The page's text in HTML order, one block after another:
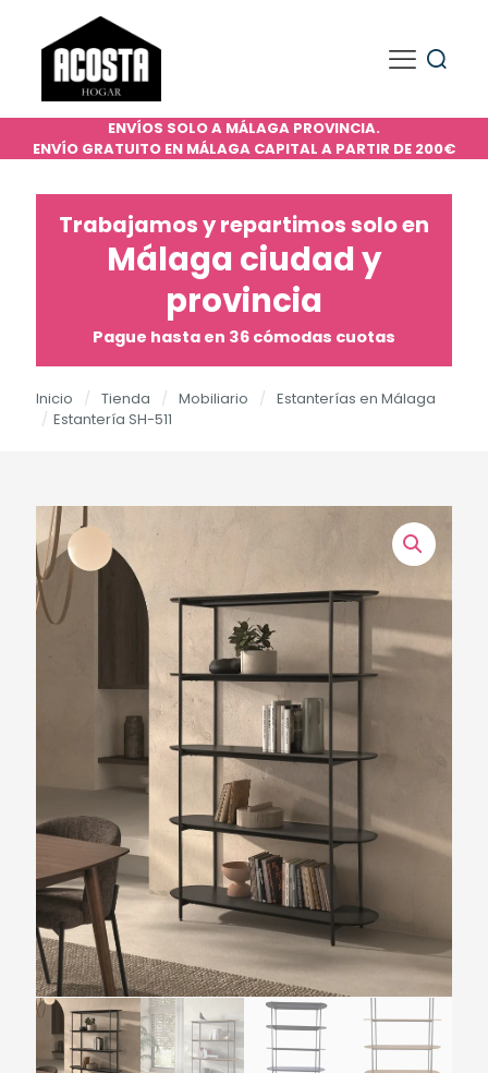
ENVÍOS SOLO A MÁLAGA PROVINCIA.
ENVÍO GRATUITO EN MÁLAGA CAPITAL A PARTIR DE 200€
Trabajamos y repartimos solo en
Málaga ciudad y
provincia
Pague hasta en 36 cómodas cuotas
Inicio / Tienda / Mobiliario / Estanterías en Málaga
/ Estantería SH-511